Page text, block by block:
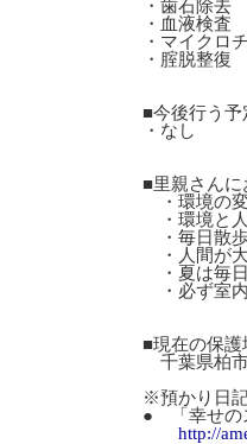
・歯石除去
・血液検査
・マイクロ
・腟脱整復
■今後行う予
・なし
■里親さんに
・環境の変
・環境と
・毎日散歩
・人間が
・夏は毎日
・必ず室
■現在の保
千葉県柏
※預かり日
● 「幸せの
http://